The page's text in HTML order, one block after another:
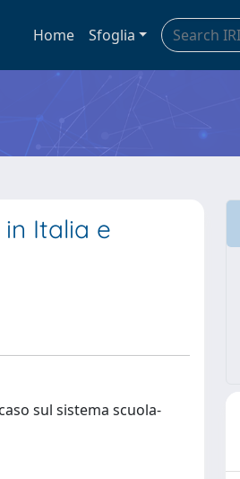
Home Sfoglia
Italia e
sul sistema scuola-